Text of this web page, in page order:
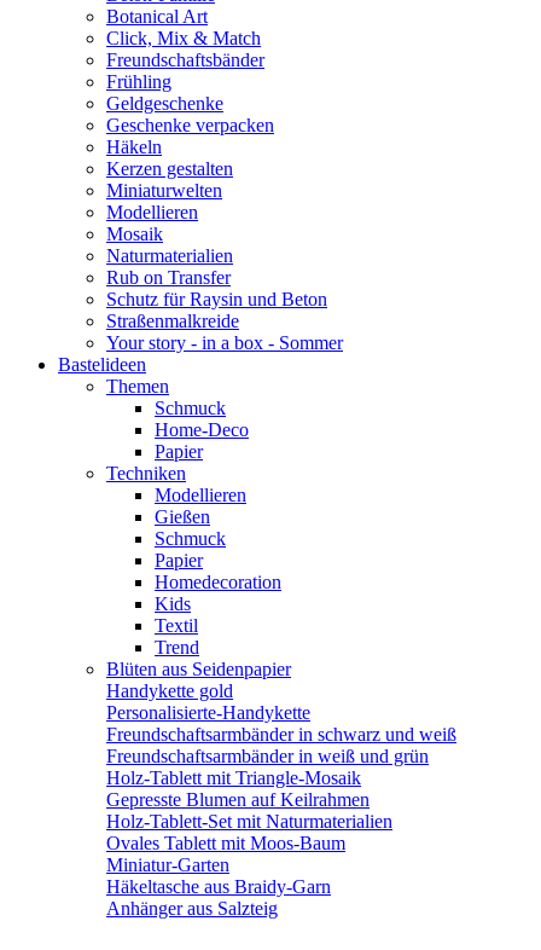
Botanical Art
Click, Mix & Match
Freundschaftsbänder
Frühling
Geldgeschenke
Geschenke verpacken
Häkeln
Kerzen gestalten
Miniaturwelten
Modellieren
Mosaik
Naturmaterialien
Rub on Transfer
Schutz für Raysin und Beton
Straßenmalkreide
Your story - in a box - Sommer
Bastelideen
Themen
Schmuck
Home-Deco
Papier
Techniken
Modellieren
Gießen
Schmuck
Papier
Homedecoration
Kids
Textil
Trend
Blüten aus Seidenpapier
Handykette gold
Personalisierte-Handykette
Freundschaftsarmbänder in schwarz und weiß
Freundschaftsarmbänder in weiß und grün
Holz-Tablett mit Triangle-Mosaik
Gepresste Blumen auf Keilrahmen
Holz-Tablett-Set mit Naturmaterialien
Ovales Tablett mit Moos-Baum
Miniatur-Garten
Häkeltasche aus Braidy-Garn
Anhänger aus Salzteig